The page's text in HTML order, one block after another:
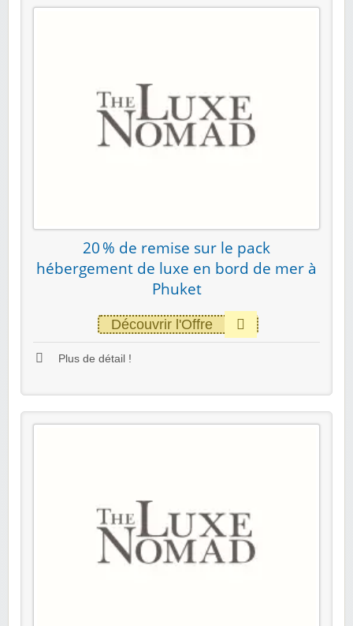
20 % de remise sur le pack
hébergement de luxe en bord de mer à
Phuket
Découvrir l'Offre
Plus de détail !